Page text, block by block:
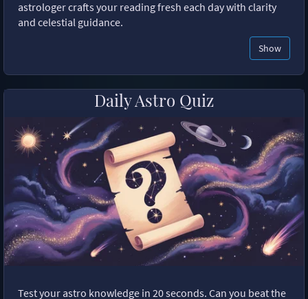
astrologer crafts your reading fresh each day with clarity
and celestial guidance.
Show
Daily Astro Quiz
Test your astro knowledge in 20 seconds. Can you beat the